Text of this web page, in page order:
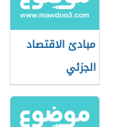
مبادئ الاقتصاد
الجزئي